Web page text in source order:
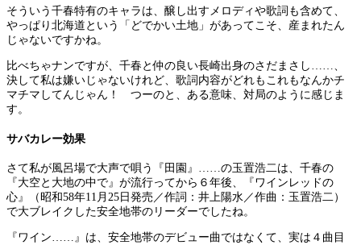
そういう千春特有のキャラは、醸し出すメロディや歌詞も含めて、
やっぱり北海道という「どでかい土地」があってこそ、産まれたん
じゃないですかね。
比べちゃナンですが、千春と仲の良い長崎出身のさだまさし……、
決して私は嫌いじゃないけれど、歌詞内容がどれもこれもなんかチ
マチマしてんじゃん！ つーのと、ある意味、対局のように感じま
す。
サバカレー効果
さて私が風呂場で大声で唄う『田園』……の玉置浩二は、千春の
『大空と大地の中で』が流行ってから６年後、『ワインレッドの
心』（昭和58年11月25日発売／作詞：井上陽水／作曲：玉置浩二）
で大ブレイクした安全地帯のリーダーでしたね。
『ワイン……』は、安全地帯のデビュー曲ではなくて、実は４曲目